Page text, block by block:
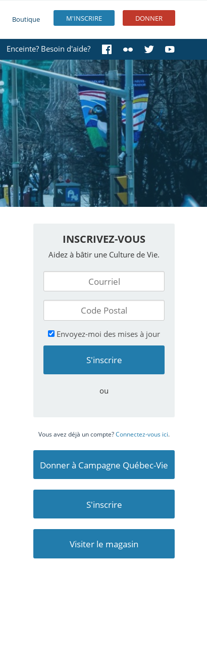
M'INSCRIRE DONNER
Boutique
Enceinte? Besoin d'aide?
INSCRIVEZ-VOUS
Aidez à bâtir une Culture de Vie.
Envoyez-moi des mises à jour
ou
Vous avez déjà un compte?Connectez-vous ici.
Donner à Campagne Québec-Vie
S'inscrire
Visiter le magasin